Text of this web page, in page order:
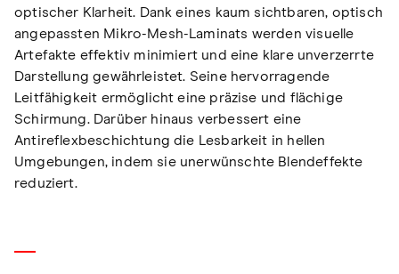
optischer Klarheit. Dank eines kaum sichtbaren, optisch
angepassten Mikro-Mesh-Laminats werden visuelle
Artefakte effektiv minimiert und eine klare unverzerrte
Darstellung gewährleistet. Seine hervorragende
Leitfähigkeit ermöglicht eine präzise und flächige
Schirmung. Darüber hinaus verbessert eine
Antireflexbeschichtung die Lesbarkeit in hellen
Umgebungen, indem sie unerwünschte Blendeffekte
reduziert.